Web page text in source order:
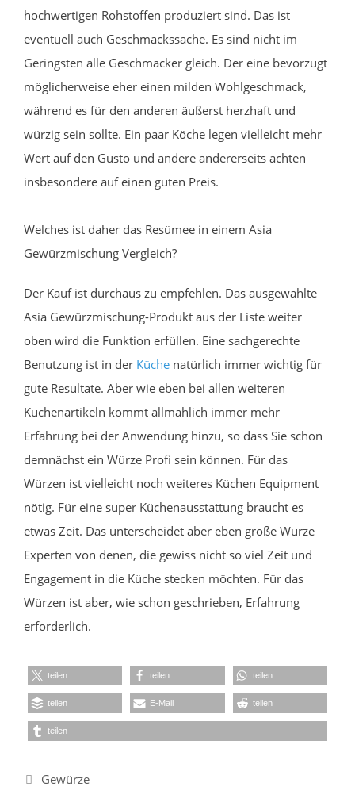
hochwertigen Rohstoffen produziert sind. Das ist
eventuell auch Geschmackssache. Es sind nicht im
Geringsten alle Geschmäcker gleich. Der eine bevorzugt
möglicherweise eher einen milden Wohlgeschmack,
während es für den anderen äußerst herzhaft und
würzig sein sollte. Ein paar Köche legen vielleicht mehr
Wert auf den Gusto und andere andererseits achten
insbesondere auf einen guten Preis.
Welches ist daher das Resümee in einem Asia
Gewürzmischung Vergleich?
Der Kauf ist durchaus zu empfehlen. Das ausgewählte
Asia Gewürzmischung-Produkt aus der Liste weiter
oben wird die Funktion erfüllen. Eine sachgerechte
Benutzung ist in der Küche natürlich immer wichtig für
gute Resultate. Aber wie eben bei allen weiteren
Küchenartikeln kommt allmählich immer mehr
Erfahrung bei der Anwendung hinzu, so dass Sie schon
demnächst ein Würze Profi sein können. Für das
Würzen ist vielleicht noch weiteres Küchen Equipment
nötig. Für eine super Küchenausstattung braucht es
etwas Zeit. Das unterscheidet aber eben große Würze
Experten von denen, die gewiss nicht so viel Zeit und
Engagement in die Küche stecken möchten. Für das
Würzen ist aber, wie schon geschrieben, Erfahrung
erforderlich.
teilen teilen teilen
teilen E-Mail teilen
teilen
Kategorien
Gewürze